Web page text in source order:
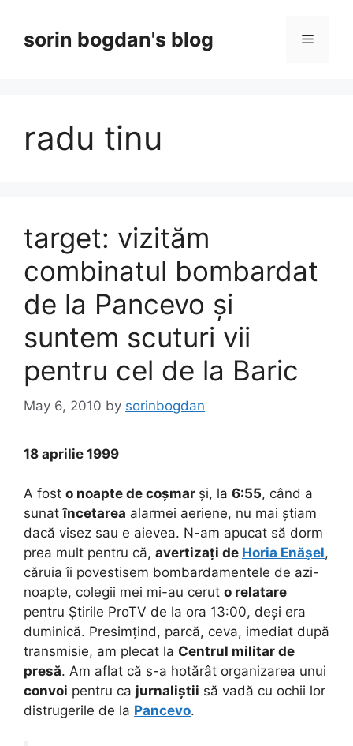
contentsorin bogdan's blog Menu
radu tinu
target: vizităm
combinatul bombardat
de la Pancevo și
suntem scuturi vii
pentru cel de la Baric
May 6, 2010 by sorinbogdan
18 aprilie 1999
A fost o noapte de coșmar și, la 6:55, când a
sunatîncetarea alarmei aeriene, nu mai știam
dacă visez sau e aievea. N-am apucat să dorm
prea mult pentru că, avertizați de Horia Enășel,
căruia îi povestisem bombardamentele de azi-
noapte, colegii mei mi-au cerut o relatare
pentru Știrile ProTV de la ora 13:00, deși era
duminică. Presimțind, parcă, ceva, imediat după
transmisie, am plecat la Centrul militar de
presă. Am aflat că s-a hotărât organizarea unui
convoi pentru ca jurnaliștii să vadă cu ochii lor
distrugerile de la Pancevo.